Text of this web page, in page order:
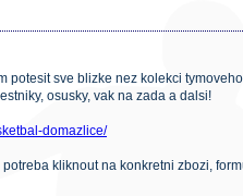
potesit sve blizke nez kolekci
osusky, vak na zada a dalsi!
domazlice/
kliknout na konkretni zbozi,